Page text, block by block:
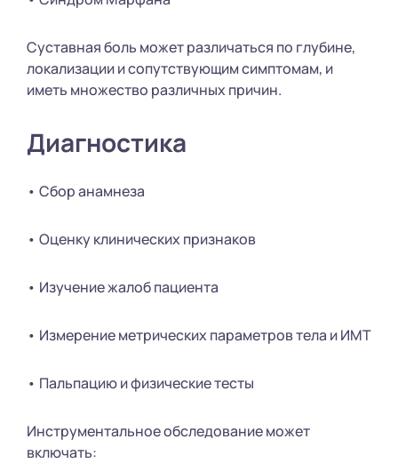
Суставная боль может различаться по глубине,
локализации и сопутствующим симптомам, и
иметь множество различных причин.
Диагностика
• Сбор анамнеза
• Оценку клинических признаков
• Изучение жалоб пациента
• Измерение метрических параметров тела и ИМТ
• Пальпацию и физические тесты
Инструментальное обследование может
включать: